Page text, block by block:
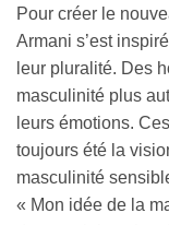
Pour créer le
Armani s’est
leur pluralité. Des
masculinité plus
leurs émotions.
toujours été la
masculinité
« Mon idée de la